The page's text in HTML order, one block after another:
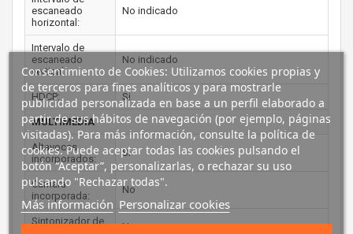
escaneado
horizontal:
No indicado
Intervalo de
escaneado
vertical:
No indicado
HDCP: Si
MULTIMEDIA
Altavoces
incorporados:
Si
Cámara
incorporada:
No
Sintonizador de
No
Consentimiento de Cookies: Utilizamos cookies propias y
de terceros para fines analíticos y para mostrarle
publicidad personalizada en base a un perfil elaborado a
partir de sus hábitos de navegación (por ejemplo, páginas
visitadas). Para más información, consulte la política de
cookies. Puede aceptar todas las cookies pulsando el
botón “Aceptar”, personalizarlas, o rechazar su uso
pulsando "Rechazar todas".
Más información Personalizar cookies